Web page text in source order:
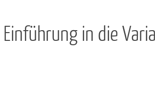
Einführung in die